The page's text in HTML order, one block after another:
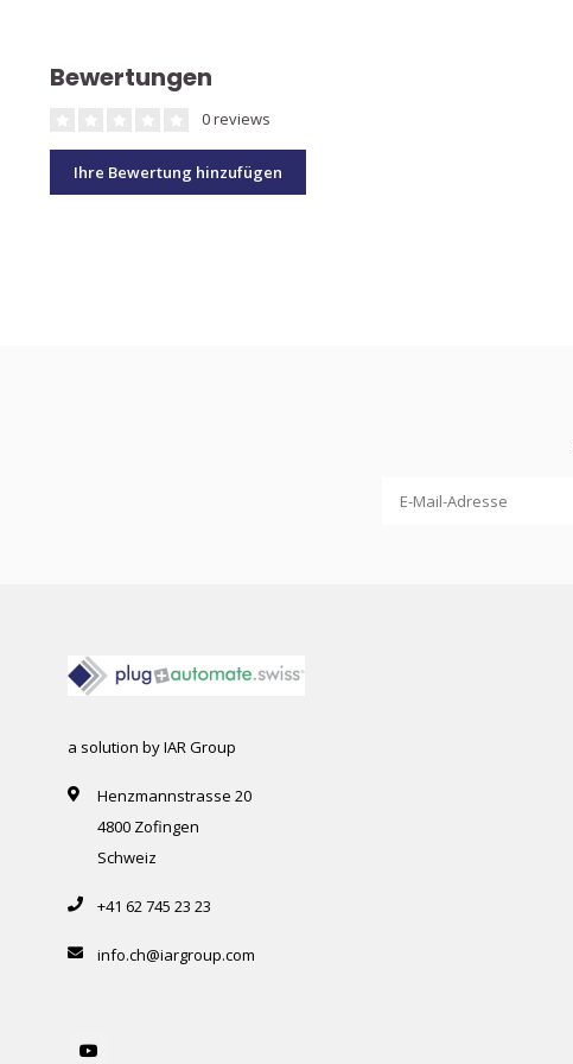
Bewertungen
0 reviews
Ihre Bewertung hinzufügen
a solution by IAR Group
Henzmannstrasse 20
4800 Zofingen
Schweiz
+41 62 745 23 23
info.ch@iargroup.com